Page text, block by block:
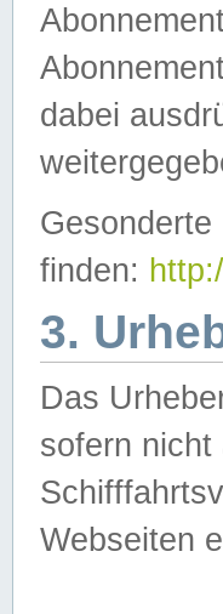
dabei
finden:
3.
Das
sofern nicht
Webseiten